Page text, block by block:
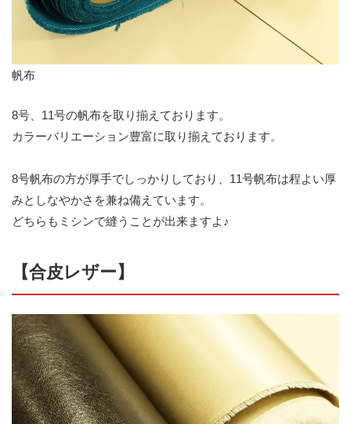
帆布
8号、11号の帆布を取り揃えております。
カラーバリエーション豊富に取り揃えております。
8号帆布の方が厚手でしっかりしており、11号帆布は程よい厚
みとしなやかさを兼ね備えています。
どちらもミシンで縫うことが出来ますよ♪
【合皮レザー】